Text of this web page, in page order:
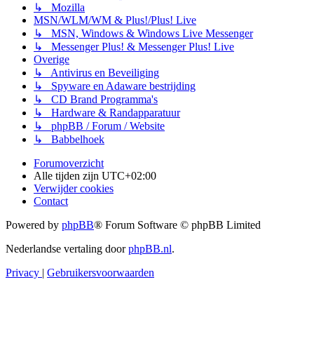
↳ Mozilla
MSN/WLM/WM & Plus!/Plus! Live
↳ MSN, Windows & Windows Live Messenger
↳ Messenger Plus! & Messenger Plus! Live
Overige
↳ Antivirus en Beveiliging
↳ Spyware en Adaware bestrijding
↳ CD Brand Programma's
↳ Hardware & Randapparatuur
↳ phpBB / Forum / Website
↳ Babbelhoek
Forumoverzicht
Alle tijden zijn UTC+02:00
Verwijder cookies
Contact
Powered by phpBB® Forum Software © phpBB Limited
Nederlandse vertaling doorphpBB.nl.
Privacy | Gebruikersvoorwaarden